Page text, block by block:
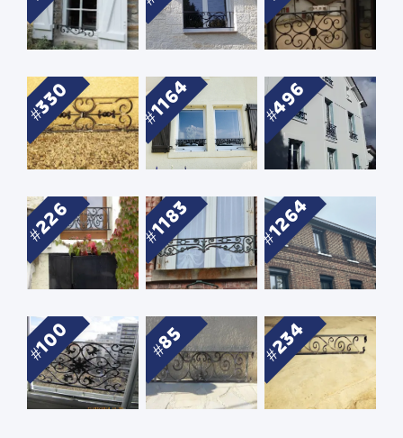
330 1164 496
226 1183 1264
100 85 234